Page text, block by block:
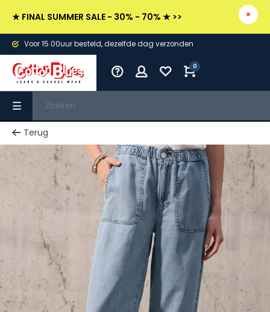
★ FINAL SUMMER SALE - 30% - 70% ★ >>
Voor 15.00uur besteld, dezelfde dag verzonden
0
Terug